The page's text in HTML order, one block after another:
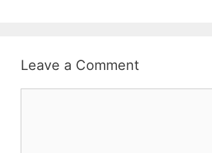
Leave a Comment